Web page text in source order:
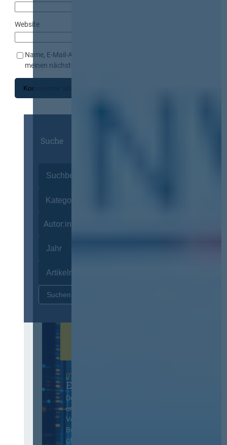
Website
Name, E-Mail-Adresse und Website in diesem Browser für
meinen nächsten Kommentar speichern.
Suche
Autor:innen
07. Oktober 2026 in Berlin
EVB-IT Thementag
Der Thementag für die
ergänzenden
Vertragsbedingungen von IT-
Beschaffung in der
öffentlichen Verwaltung